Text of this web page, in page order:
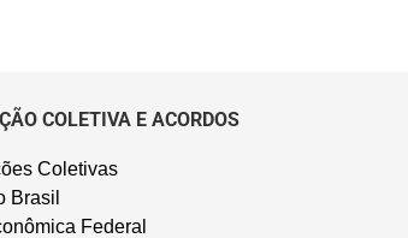
COLETIVA E ACORDOS
Coletivas
Brasil
Federal